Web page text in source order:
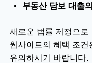
부동산 담보 대출
새로운 법률 제정으
웹사이트의 혜택 조건
유의하시기 바랍니다.